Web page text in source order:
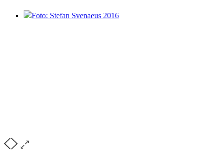
Foto: Stefan Svenaeus 2016